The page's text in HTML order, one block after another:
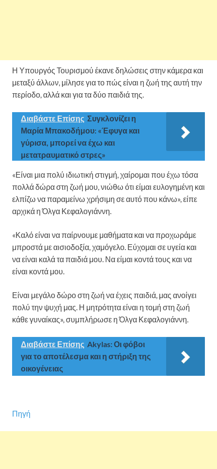
Η Υπουργός Τουρισμού έκανε δηλώσεις στην κάμερα και
μεταξύ άλλων, μίλησε για το πώς είναι η ζωή της αυτή την
περίοδο, αλλά και για τα δύο παιδιά της.
Διαβάστε Επίσης Συγκλονίζει η
Μαρία Μπακοδήμου: «Έφυγα και
γύρισα, μπορεί να έχω και
μετατραυματικό στρες»
«Είναι μια πολύ ιδιωτική στιγμή, χαίρομαι που έχω τόσα
πολλά δώρα στη ζωή μου, νιώθω ότι είμαι ευλογημένη και
ελπίζω να παραμείνω χρήσιμη σε αυτό που κάνω», είπε
αρχικά η Όλγα Κεφαλογιάννη.
«Καλό είναι να παίρνουμε μαθήματα και να προχωράμε
μπροστά με αισιοδοξία, χαμόγελο. Εύχομαι σε υγεία και
να είναι καλά τα παιδιά μου. Να είμαι κοντά τους και να
είναι κοντά μου.
Είναι μεγάλο δώρο στη ζωή να έχεις παιδιά, μας ανοίγει
πολύ την ψυχή μας. Η μητρότητα είναι η τομή στη ζωή
κάθε γυναίκας», συμπλήρωσε η Όλγα Κεφαλογιάννη.
Διαβάστε Επίσης Akylas: Οι φόβοι
για το αποτέλεσμα και η στήριξη της
οικογένειας
Πηγή